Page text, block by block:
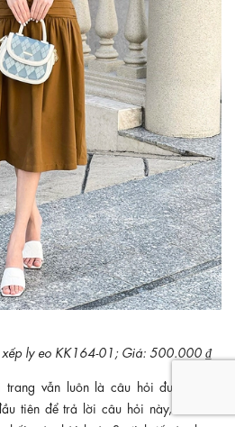
xếp ly eo KK164-01; Giá: 500.000 ₫
vẫn luôn là câu hỏi được nhiều
tiên để trả lời câu hỏi này, chính là